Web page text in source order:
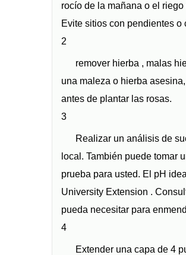
rocío de la mañana o el
Evite sitios con pendientes o
2
remover hierba , malas
una maleza o hierba
antes de plantar las rosas.
3
Realizar un análisis de
local. También puede tomar
prueba para usted. El pH
University Extension .
pueda necesitar para
4
Extender una capa de 4